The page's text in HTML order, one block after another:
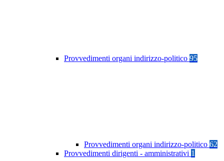
Provvedimenti organi indirizzo-politico 95
Provvedimenti organi indirizzo-politico 62
Provvedimenti dirigenti - amministrativi 1